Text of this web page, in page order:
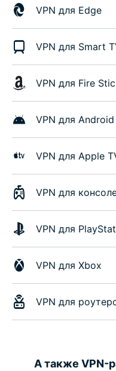
VPN для Edge
VPN для Smart
VPN для Fire
VPN для
VPN для Apple
VPN для
VPN для
VPN для Xbox
VPN для
А также VPN-